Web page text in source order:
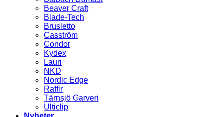
Beaver Craft
Blade-Tech
Brusletto
Casström
Condor
Kydex
Lauri
NKD
Nordic Edge
Raffir
Tärnsjö Garveri
Ulticlip